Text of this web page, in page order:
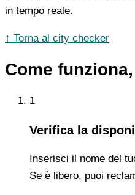
in tempo reale.
↑ Torna al city checker
Come
1
Verifica la
Inserisci il nome del
Se è libero, puoi